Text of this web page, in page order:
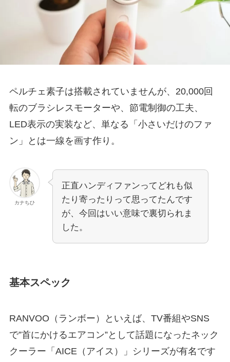
ペルチェ素子は搭載されていませんが、20,000回
転のブラシレスモーターや、節電制御の工夫、
LED表示の実装など、単なる「小さいだけのファ
ン」とは一線を画す作り。
カナちひ
正直ハンディファンってどれも似
たり寄ったりって思ってたんです
が、今回はいい意味で裏切られま
した。
基本スペック
RANVOO（ランボー）といえば、TV番組やSNS
で”首にかけるエアコン”として話題になったネック
クーラー「AICE（アイス）」シリーズが有名です